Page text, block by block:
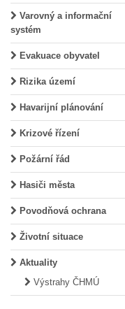
Varovný a informační
systém
Evakuace obyvatel
Rizika území
Havarijní plánování
Krizové řízení
Požární řád
Hasiči města
Povodňová ochrana
Životní situace
Aktuality
Výstrahy ČHMÚ